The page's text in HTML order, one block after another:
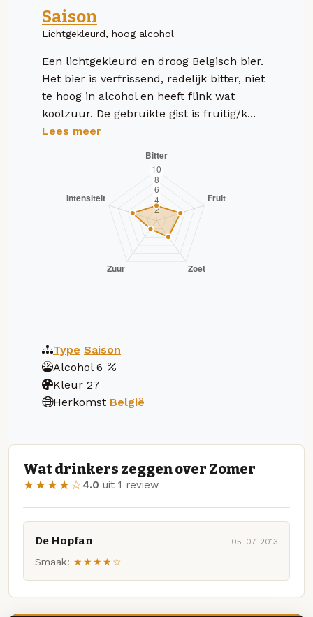
Saison
Lichtgekleurd, hoog alcohol
Een lichtgekleurd en droog Belgisch bier.
Het bier is verfrissend, redelijk bitter, niet
te hoog in alcohol en heeft flink wat
koolzuur. De gebruikte gist is fruitig/k...
Lees meer
Type Saison
Alcohol 6
Kleur 27
Herkomst België
Wat drinkers zeggen over Zomer
★★★★☆4.0 uit 1 review
De Hopfan 05-07-2013
Smaak: ★★★★☆